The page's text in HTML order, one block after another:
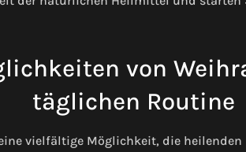
von
täglichen Routine
vielfältige Möglichkeit, die